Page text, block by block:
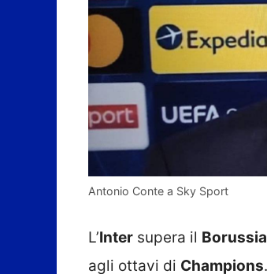
Antonio Conte a Sky Sport
L’Inter supera il
agli ottavi di Champions